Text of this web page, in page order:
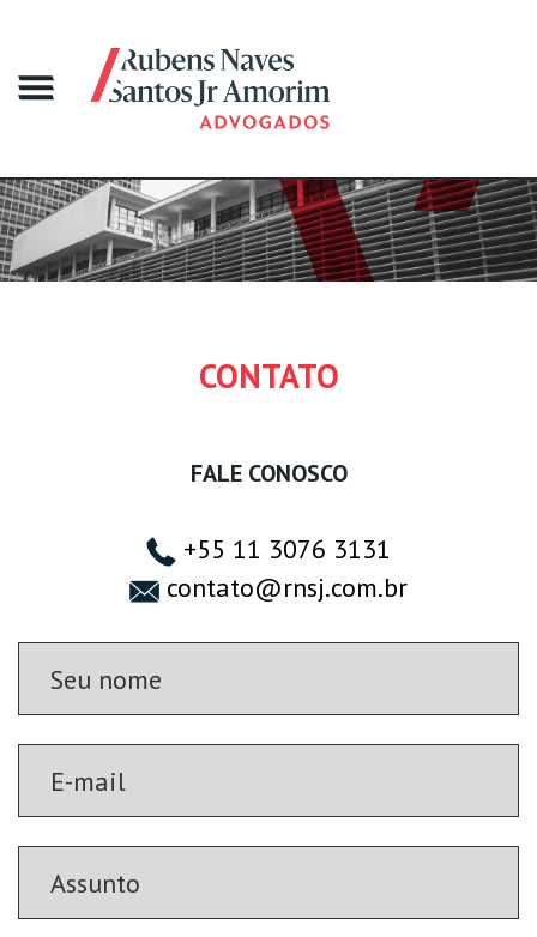
CONTATO
FALE CONOSCO
+55 11 3076 3131
contato@rnsj.com.br